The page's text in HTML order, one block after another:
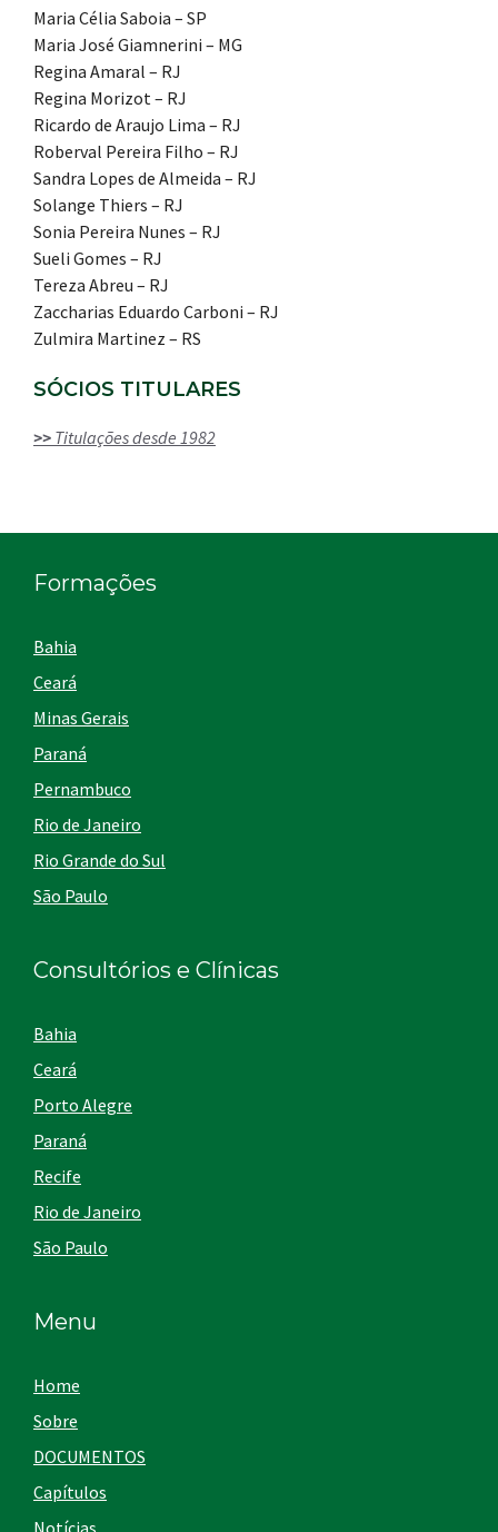
Maria Célia Saboia – SP
Maria José Giamnerini – MG
Regina Amaral – RJ
Regina Morizot – RJ
Ricardo de Araujo Lima – RJ
Roberval Pereira Filho – RJ
Sandra Lopes de Almeida – RJ
Solange Thiers – RJ
Sonia Pereira Nunes – RJ
Sueli Gomes – RJ
Tereza Abreu – RJ
Zaccharias Eduardo Carboni – RJ
Zulmira Martinez – RS
SÓCIOS TITULARES
>> Titulações desde 1982
Formações
Bahia
Ceará
Minas Gerais
Paraná
Pernambuco
Rio de Janeiro
Rio Grande do Sul
São Paulo
Consultórios e Clínicas
Bahia
Ceará
Porto Alegre
Paraná
Recife
Rio de Janeiro
São Paulo
Menu
Home
Sobre
DOCUMENTOS
Capítulos
Notícias